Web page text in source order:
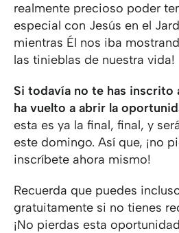
realmente precioso poder
especial con Jesús en el
mientras Él nos iba
las tinieblas de nuestra vida!
Si todavía no te has inscrito
ha vuelto a abrir la
esta es ya la final, final, y
este domingo. Así que, ¡no
inscríbete ahora mismo!
Recuerda que puedes
gratuitamente si no tienes
¡No pierdas esta